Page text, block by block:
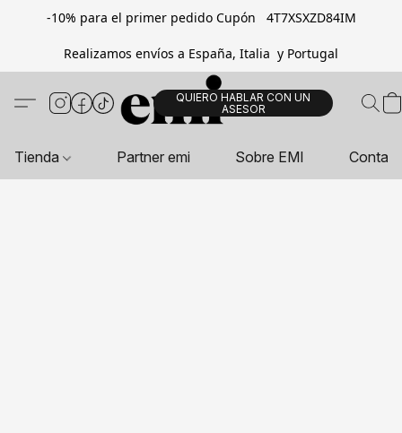
-10% para el primer pedido Cupón 4T7XSXZD84IM
Realizamos envíos a España, Italia y Portugal
QUIERO HABLAR CON UN
ASESOR
Tienda Partner emi Sobre EMI